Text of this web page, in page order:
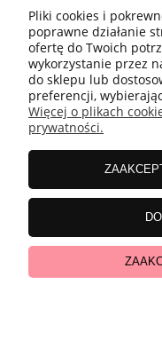
Pliki cookies i
poprawne działanie
ofertę do Twoich
wykorzystanie przez
do sklepu lub
preferencji,
Więcej o plikach
prywatności.